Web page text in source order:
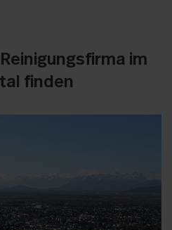
im
finden